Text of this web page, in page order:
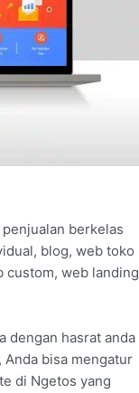
berkelas
blog, web toko
custom, web landing
dengan hasrat anda
bisa mengatur
di Ngetos yang